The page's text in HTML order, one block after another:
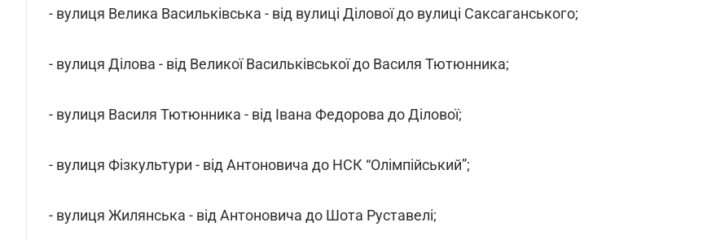
- вулиця Велика Васильківська - від вулиці Ділової до вулиці Саксаганського;
- вулиця Ділова - від Великої Васильківської до Василя Тютюнника;
- вулиця Василя Тютюнника - від Івана Федорова до Ділової;
- вулиця Фізкультури - від Антоновича до НСК “Олімпійський”;
- вулиця Жилянська - від Антоновича до Шота Руставелі;